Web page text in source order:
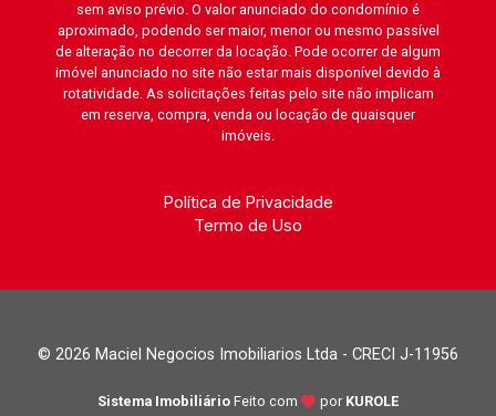
sem aviso prévio. O valor anunciado do condomínio é
aproximado, podendo ser maior, menor ou mesmo passível
de alteração no decorrer da locação. Pode ocorrer de algum
imóvel anunciado no site não estar mais disponível devido à
rotatividade. As solicitações feitas pelo site não implicam
em reserva, compra, venda ou locação de quaisquer
imóveis.
Política de Privacidade
Termo de Uso
© 2026 Maciel Negocios Imobiliarios Ltda - CRECI J-11956
Sistema Imobiliário Feito com por KUROLE